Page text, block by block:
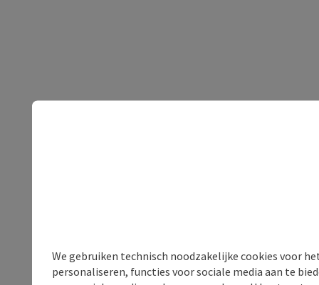
We gebruiken technisch noodzakelijke cookies voor
personaliseren, functies voor sociale media aan te